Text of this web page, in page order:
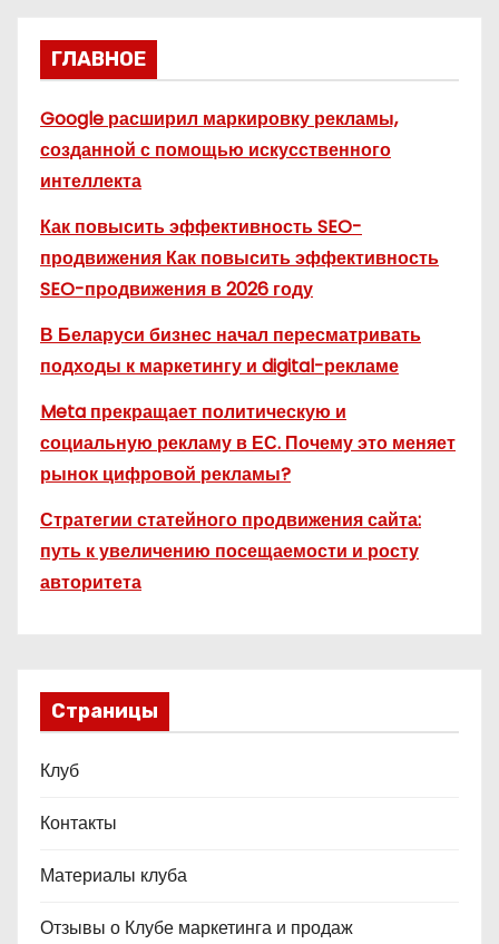
ГЛАВНОЕ
Google расширил маркировку рекламы,
созданной с помощью искусственного
интеллекта
Как повысить эффективность SEO-
продвижения Как повысить эффективность
SEO-продвижения в 2026 году
В Беларуси бизнес начал пересматривать
подходы к маркетингу и digital-рекламе
Meta прекращает политическую и
социальную рекламу в ЕС. Почему это меняет
рынок цифровой рекламы?
Стратегии статейного продвижения сайта:
путь к увеличению посещаемости и росту
авторитета
Страницы
Клуб
Контакты
Материалы клуба
Отзывы о Клубе маркетинга и продаж